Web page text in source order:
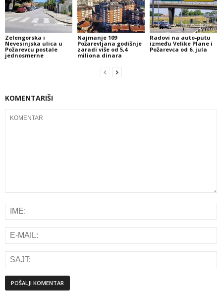
Zelengorska i
Nevesinjska ulica u
Požarevcu postale
jednosmerne
Najmanje 109
Požarevljana godišnje
zaradi više od 5,4
miliona dinara
Radovi na auto-putu
između Velike Plane i
Požarevca od 6. jula
KOMENTARIŠI